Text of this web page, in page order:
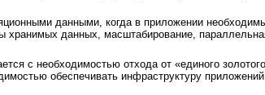
данными, когда в приложении
данных, масштабирование,
с необходимостью отхода от «единого
обеспечивать инфраструктуру